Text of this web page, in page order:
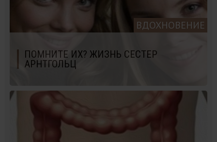
ВДОХНОВЕНИЕ
ПОМНИТЕ ИХ? ЖИЗНЬ СЕСТЕР
АРНТГОЛЬЦ